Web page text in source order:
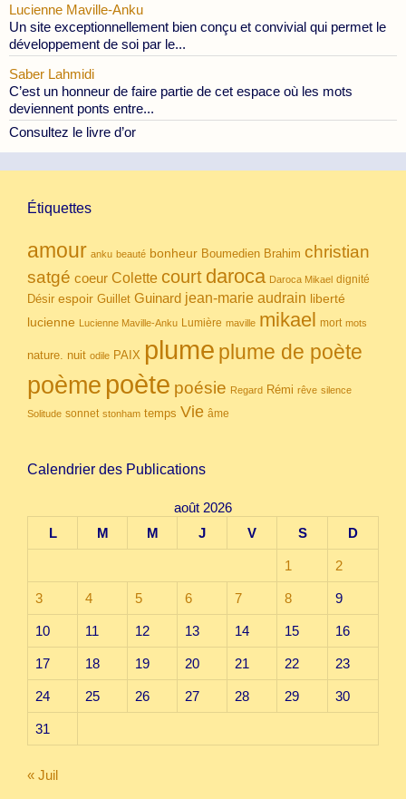
Lucienne Maville-Anku
Un site exceptionnellement bien conçu et convivial qui permet le
développement de soi par le...
Saber Lahmidi
C’est un honneur de faire partie de cet espace où les mots
deviennent ponts entre...
Consultez le livre d’or
Étiquettes
amour anku beauté bonheur Boumedien Brahim christian
satgé coeur Colette court daroca Daroca Mikael dignité
Désir espoir Guillet Guinard jean-marie audrain liberté
lucienne Lucienne Maville-Anku Lumière maville mikael mort mots
nature. nuit odile PAIX plume plume de poète
poème poète poésie Regard Rémi rêve silence
Solitude sonnet stonham temps Vie âme
Calendrier des Publications
août 2026
L
M M J V S D
1 2
3 4 5 6 7 8 9
10 11 12 13 14 15 16
17 18 19 20 21 22 23
24 25 26 27 28 29 30
31
« Juil